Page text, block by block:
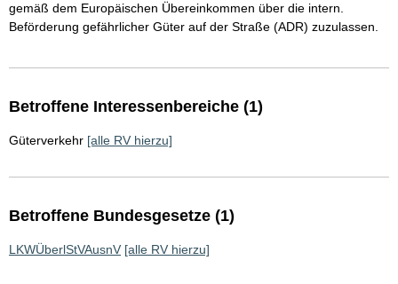
gemäß dem Europäischen Übereinkommen über die intern.
Beförderung gefährlicher Güter auf der Straße (ADR) zuzulassen.
Betroffene Interessenbereiche (1)
Güterverkehr [alle RV hierzu]
Betroffene Bundesgesetze (1)
LKWÜberlStVAusnV [alle RV hierzu]